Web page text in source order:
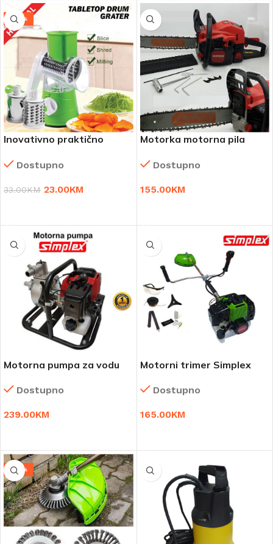
-30%
Inovativno praktično
Dostupno
33.00KM 23.00KM
Motorka motorna pila
Dostupno
155.00KM
Motorna pumpa za vodu
Dostupno
239.00KM
Motorni trimer Simplex
Dostupno
165.00KM
-38%